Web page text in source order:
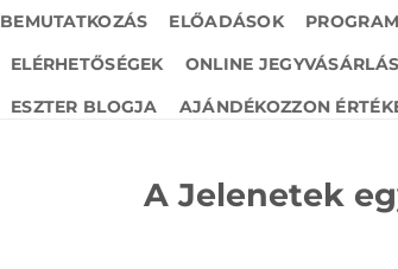
BEMUTATKOZÁS ELŐADÁSOK
ELÉRHETŐSÉGEK
ONLINE JEGYVÁSÁRLÁS
ESZTER BLOGJA
AJÁNDÉKOZZON
A Jelenetek